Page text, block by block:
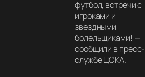
футбол, встречи с
игроками и
звездными
болельщиками! —
сообщили в пресс-
службе ЦСКА.